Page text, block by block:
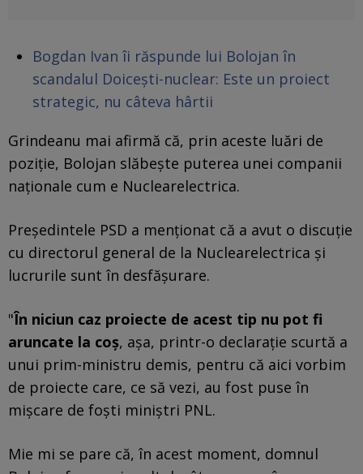
Bogdan Ivan îi răspunde lui Bolojan în
scandalul Doicești-nuclear: Este un proiect
strategic, nu câteva hârtii
Grindeanu mai afirmă că, prin aceste luări de
poziţie, Bolojan slăbeşte puterea unei companii
naţionale cum e Nuclearelectrica.
Preşedintele PSD a menţionat că a avut o discuţie
cu directorul general de la Nuclearelectrica şi
lucrurile sunt în desfăşurare.
"În niciun caz proiecte de acest tip nu pot fi
aruncate la coş, aşa, printr-o declaraţie scurtă a
unui prim-ministru demis, pentru că aici vorbim
de proiecte care, ce să vezi, au fost puse în
mişcare de foşti miniştri PNL.
Mie mi se pare că, în acest moment, domnul